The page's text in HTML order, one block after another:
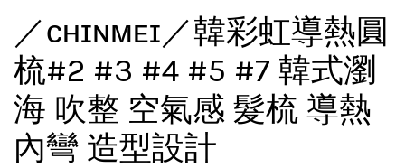
／ᴄʜɪɴᴍᴇɪ／韓彩虹導熱圓
梳#2 #3 #4 #5 #7 韓式瀏
海 吹整 空氣感 髮梳 導熱
內彎 造型設計